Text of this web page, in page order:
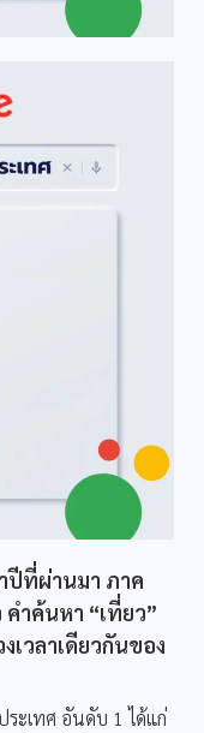
ปีที่ผ่านมา ภาค
ำค้นหา “เที่ยว”
วลาเดียวกันของ
ะเทศ อันดับ 1 ได้แก่